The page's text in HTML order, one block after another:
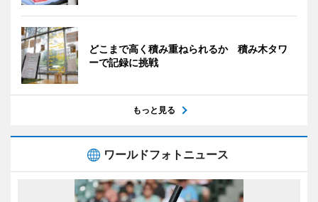
どこまで高く積み重ねられるか 積み木タワ
ーで記録に挑戦
もっと見る
ワールドフォトニュース